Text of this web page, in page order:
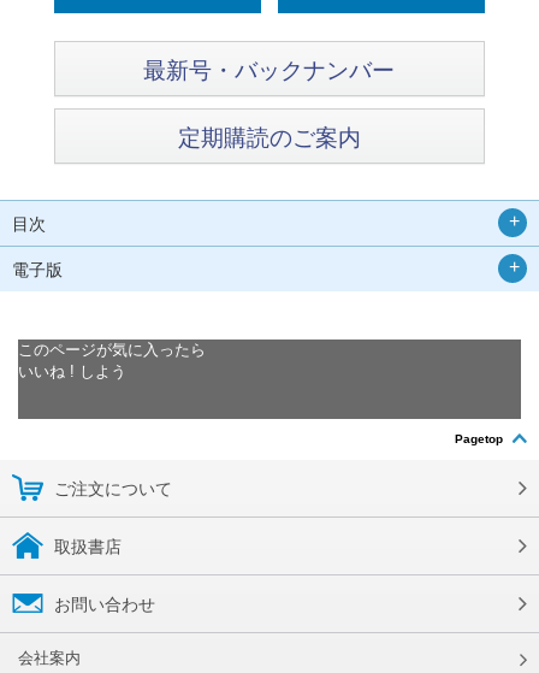
最新号・バックナンバー
定期購読のご案内
目次
電子版
このページが気に入ったら
いいね ! しよう
Pagetop
ご注文について
取扱書店
お問い合わせ
会社案内